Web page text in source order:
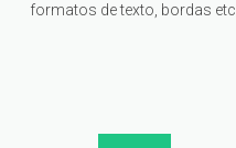
formatos de texto, bordas etc.